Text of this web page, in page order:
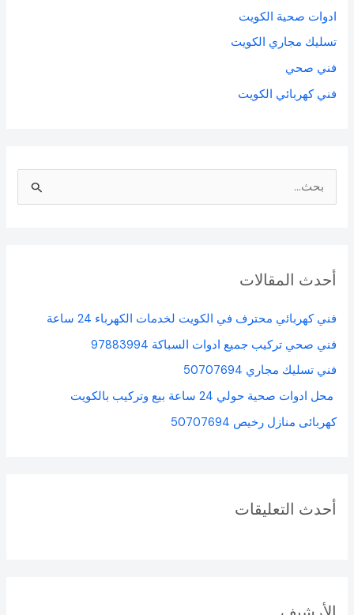
ادوات صحية الكويت
تسليك مجاري الكويت
فني صحي
فني كهربائي الكويت
ث
ن
:
أحدث المقالات
فني كهربائي محترف في الكويت لخدمات الكهرباء 24 ساعة
فني صحي تركيب جميع ادوات السباكة 97883994
فني تسليك مجاري 50707694
محل ادوات صحية حولي 24 ساعة بيع وتركيب بالكويت
كهربائى منازل رخيص 50707694
أحدث التعليقات